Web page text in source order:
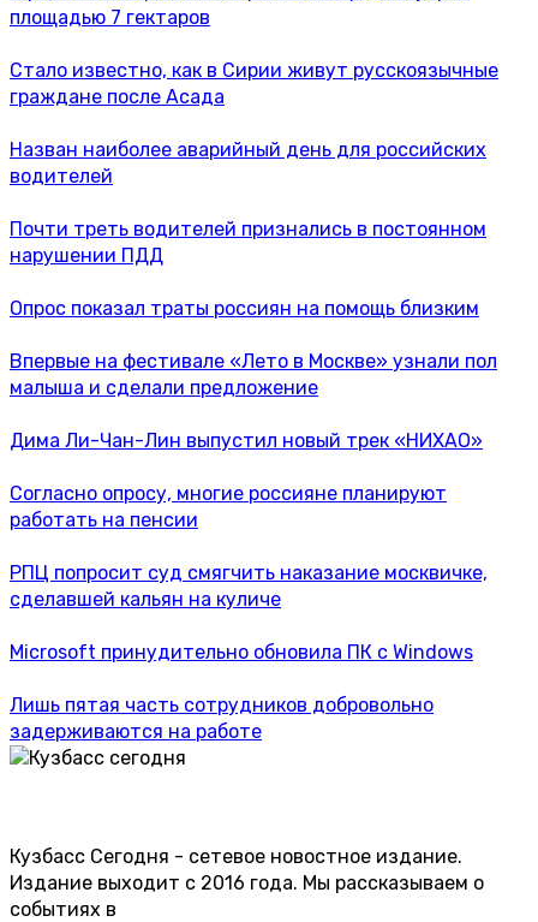
площадью 7 гектаров
Стало известно, как в Сирии живут русскоязычные
граждане после Асада
Назван наиболее аварийный день для российских
водителей
Почти треть водителей признались в постоянном
нарушении ПДД
Опрос показал траты россиян на помощь близким
Впервые на фестивале «Лето в Москве» узнали пол
малыша и сделали предложение
Дима Ли-Чан-Лин выпустил новый трек «НИХАО»
Согласно опросу, многие россияне планируют
работать на пенсии
РПЦ попросит суд смягчить наказание москвичке,
сделавшей кальян на куличе
Microsoft принудительно обновила ПК с Windows
Лишь пятая часть сотрудников добровольно
задерживаются на работе
Кузбасс Сегодня - сетевое новостное издание.
Издание выходит с 2016 года. Мы рассказываем о
событиях в